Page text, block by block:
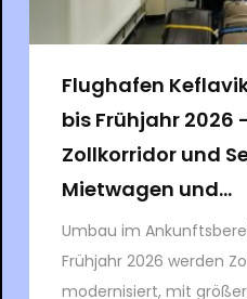
Flughafen
bis Frühjahr 2026
Zollkorridor und
Mietwagen und...
Umbau im
Frühjahr 2026 werden
modernisiert, mit